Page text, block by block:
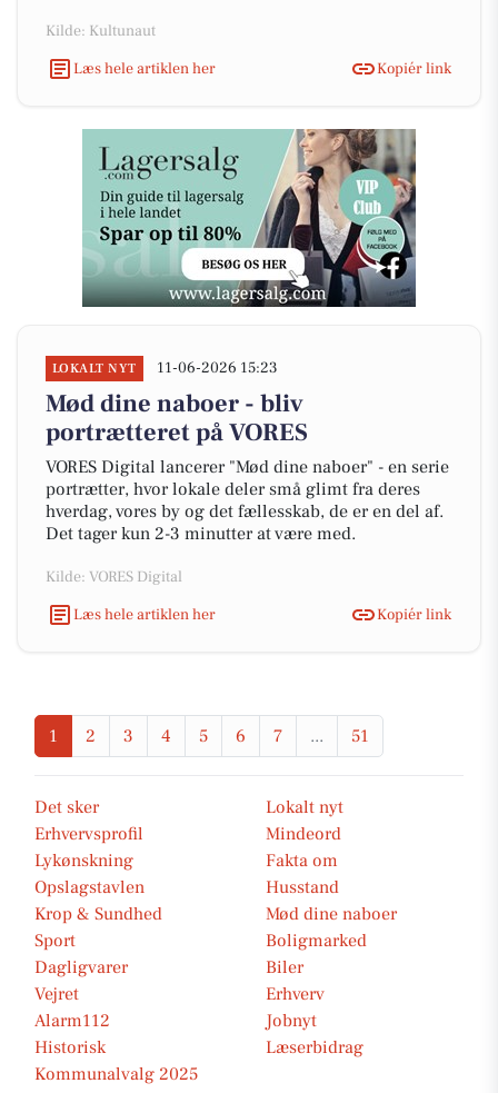
Kilde: Kultunaut
Læs hele artiklen her
Kopiér link
LOKALT NYT 11-06-2026 15:23
Mød dine naboer - bliv
portrætteret på VORES
VORES Digital lancerer "Mød dine naboer" - en serie
portrætter, hvor lokale deler små glimt fra deres
hverdag, vores by og det fællesskab, de er en del af.
Det tager kun 2-3 minutter at være med.
Kilde: VORES Digital
Læs hele artiklen her
Kopiér link
1 2 3 4 5 6 7 ... 51
Det sker
Lokalt nyt
Erhvervsprofil
Mindeord
Lykønskning
Fakta om
Opslagstavlen
Husstand
Krop & Sundhed
Mød dine naboer
Sport
Boligmarked
Dagligvarer
Biler
Vejret
Erhverv
Alarm112
Jobnyt
Historisk
Læserbidrag
Kommunalvalg 2025